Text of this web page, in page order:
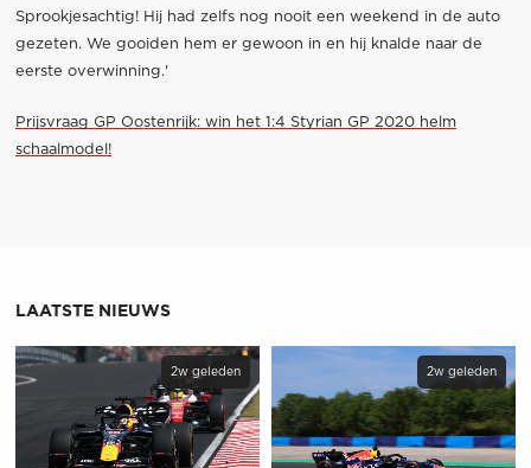
Sprookjesachtig! Hij had zelfs nog nooit een weekend in de auto
gezeten. We gooiden hem er gewoon in en hij knalde naar de
eerste overwinning.'
Prijsvraag GP Oostenrijk: win het 1:4 Styrian GP 2020 helm
schaalmodel!
LAATSTE NIEUWS
2w geleden 2w geleden